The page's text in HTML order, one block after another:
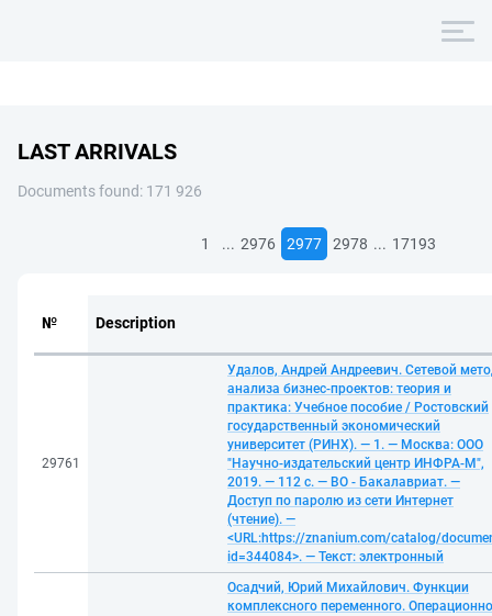
LAST ARRIVALS
Documents found: 171 926
1 ... 2976 2977 2978 ... 17193
№ Description
29761
Удалов, Андрей Андреевич. Сетевой
анализа бизнес-проектов: теория и
практика: Учебное пособие / Ростовский
государственный экономический
университет (РИНХ). — 1. — Москва: ООО
"Научно-издательский центр ИНФРА-М",
2019. — 112 с. — ВО - Бакалавриат. —
Доступ по паролю из сети Интернет
(чтение). —
<URL:https://znanium.com/catalog/
id=344084>. — Текст: электронный
Осадчий, Юрий Михайлович. Функции
комплексного переменного.